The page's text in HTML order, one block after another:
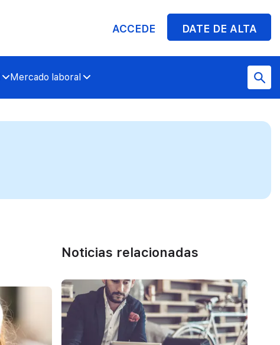
ACCEDE DATE DE ALTA
Mercado laboral
Noticias relacionadas